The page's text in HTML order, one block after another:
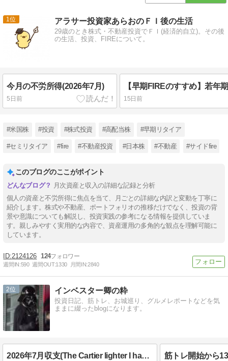
1 アラサー投資家あらおのＦＩ後の生活
29歳のとき株式・不動産投資でＦＩ(経済的自立)。その後
の生活、投資、FIREについて。
今月の不労所得(2026年7月)
5日前 15日前
#米国株 #投資 #株式投資 #高配当株 #早期リタイア
#セミリタイア #fire #不動産投資 #日本株 #不動産 #サイドfire
このブログのここがポイント
月次資産と収入の詳細な記録と分析
個人の資産と不労所得に焦点を当て、月ごとの詳細な内訳と変動を丁寧に
紹介します。株式や不動産、ポートフォリオの推移だけでなく、投資の背
景や意識についても解説し、投資実践の参考になる情報を提供していま
す。親しみやすく実用的な内容で、資産運用の多角的な観点を理解可能に
しています。
2124126 124
週間IN:590 週間OUT:1330 月間IN:2840
2 インベスター卿の粋
投資日記、筋トレ、お城巡り、グルメレポートなどを気
ままに綴ったblogになります。
2026年7月収支(The Cartier lighter I had been looking for)